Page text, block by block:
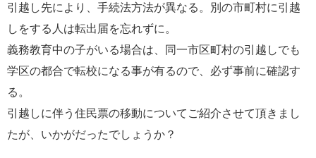
引越し先により、手続法方法が異なる。別の市町村に引越
しをする人は転出届を忘れずに。
義務教育中の子がいる場合は、同一市区町村の引越しでも
学区の都合で転校になる事が有るので、必ず事前に確認す
る。
引越しに伴う住民票の移動についてご紹介させて頂きまし
たが、いかがだったでしょうか？